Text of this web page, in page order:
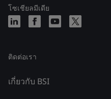
โซเชียลมีเดีย
ติดต่อเรา
เกี่ยวกับ BSI